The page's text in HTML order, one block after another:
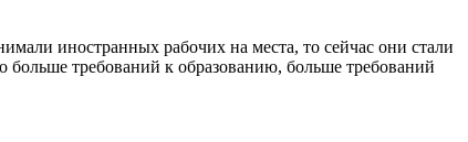
иностранных рабочих на места, то сейчас они стали
больше требований к образованию, больше требований